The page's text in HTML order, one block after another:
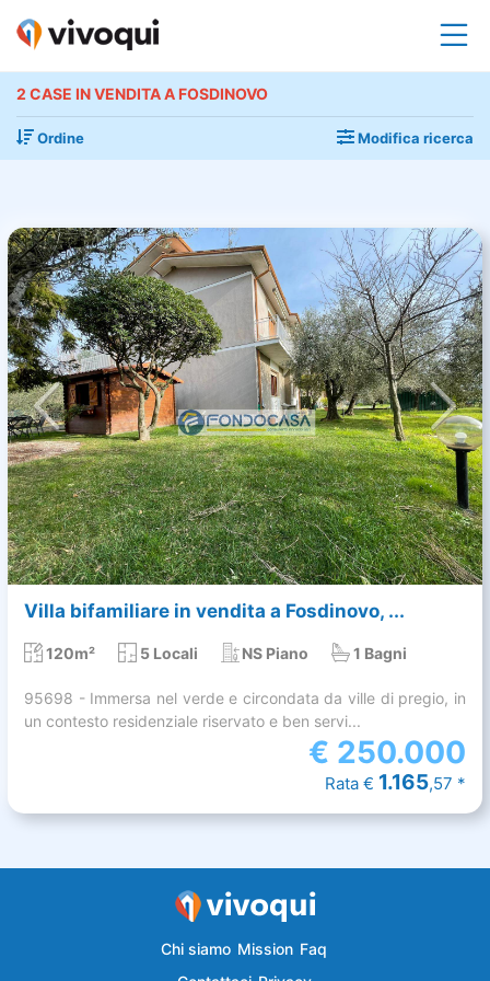
2 CASE IN VENDITA A FOSDINOVO
Ordine Modifica ricerca
Villa bifamiliare in vendita a Fosdinovo, ...
120m² 5 Locali NS Piano 1 Bagni
95698 - Immersa nel verde e circondata da ville di pregio, in
un contesto residenziale riservato e ben servi...
€ 250.000
Rata € 1.165,57 *
Chi siamo Mission Faq